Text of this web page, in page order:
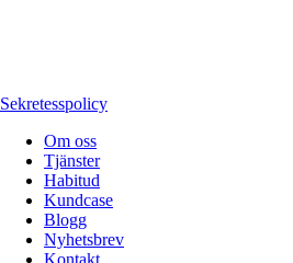
Sekretesspolicy
Om oss
Tjänster
Habitud
Kundcase
Blogg
Nyhetsbrev
Kontakt